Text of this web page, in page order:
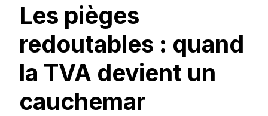
Les pièges
redoutables : quand
la TVA devient un
cauchemar